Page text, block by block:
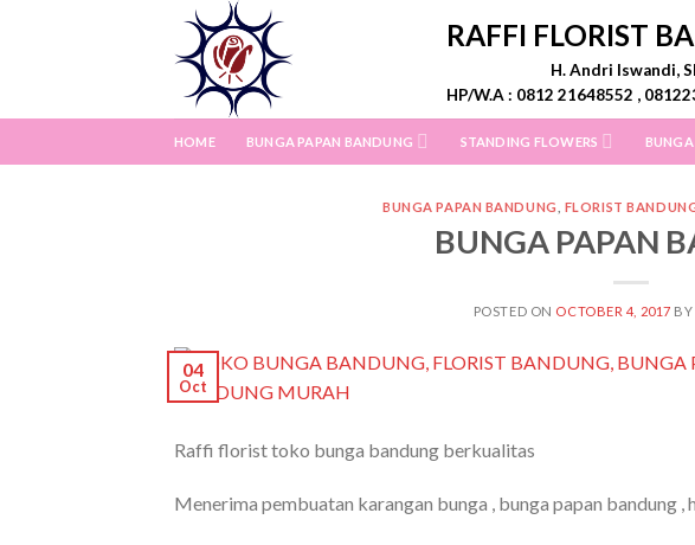
RAFFI FLORIST
H. Andri Iswandi,
HP/W.A : 0812 21648552 ,
HOME BUNGA PAPAN BANDUNG STANDING FLOWERS BUNGA
BUNGA PAPAN BANDUNG FLORIST
BUNGA PAPAN
POSTED ON OCTOBER 4, 2017 BY
04
Oct
Raffi florist toko bunga bandung berkualitas
Menerima pembuatan karangan bunga , bunga papan bandung